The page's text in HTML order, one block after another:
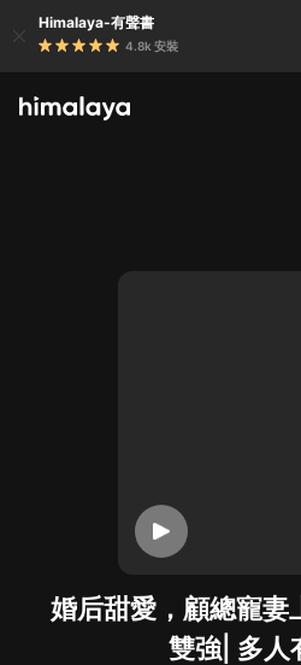
Himalaya-有聲書
4.8k 安裝
婚后甜愛，顧總寵妻
雙強| 多人